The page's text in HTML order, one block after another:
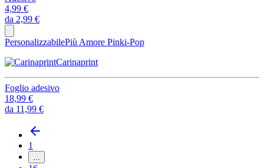
4,99 €
da 2,99 €
PersonalizzabilePiù Amore Pinki-Pop
Carinaprint
Foglio adesivo
18,99 €
da 11,99 €
1